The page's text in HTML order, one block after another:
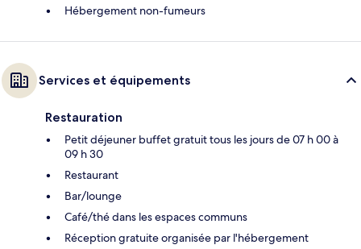
Hébergement non-fumeurs
Services et équipements
Restauration
Petit déjeuner buffet gratuit tous les jours de 07 h 00 à
09 h 30
Restaurant
Bar/lounge
Café/thé dans les espaces communs
Réception gratuite organisée par l'hébergement